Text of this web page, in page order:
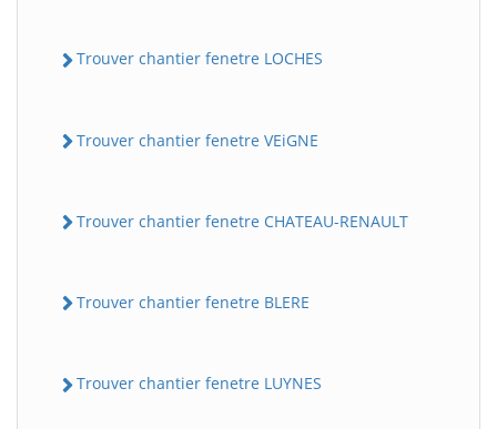
Trouver chantier fenetre LOCHES
Trouver chantier fenetre VEiGNE
Trouver chantier fenetre CHATEAU-RENAULT
Trouver chantier fenetre BLERE
Trouver chantier fenetre LUYNES